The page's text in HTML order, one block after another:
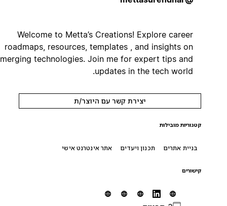
Welcome to Metta’s Creations! Explore career
roadmaps, resources, templates , and insights on
emerging technologies. Join me for expert tips and
updates in the tech world.
יצירת קשר עם היוצר/ת
קטגוריות מובילות
בניית אתרים תכנון ויעדים אתר אינטרנט אישי